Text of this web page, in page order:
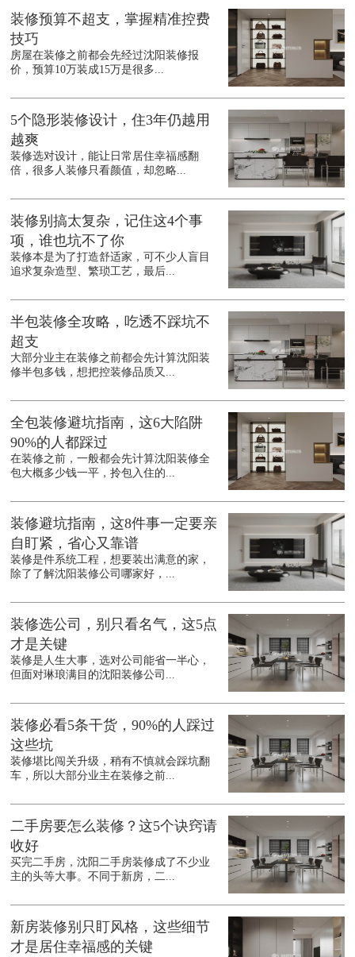
装修预算不超支，掌握精准控费
技巧
房屋在装修之前都会先经过沈阳装修报
价，预算10万装成15万是很多...
5个隐形装修设计，住3年仍越用
越爽
装修选对设计，能让日常居住幸福感翻
倍，很多人装修只看颜值，却忽略...
装修别搞太复杂，记住这4个事
项，谁也坑不了你
装修本是为了打造舒适家，可不少人盲目
追求复杂造型、繁琐工艺，最后...
半包装修全攻略，吃透不踩坑不
超支
大部分业主在装修之前都会先计算沈阳装
修半包多钱，想把控装修品质又...
全包装修避坑指南，这6大陷阱
90%的人都踩过
在装修之前，一般都会先计算沈阳装修全
包大概多少钱一平，拎包入住的...
装修避坑指南，这8件事一定要亲
自盯紧，省心又靠谱
装修是件系统工程，想要装出满意的家，
除了了解沈阳装修公司哪家好，...
装修选公司，别只看名气，这5点
才是关键
装修是人生大事，选对公司能省一半心，
但面对琳琅满目的沈阳装修公司...
装修必看5条干货，90%的人踩过
这些坑
装修堪比闯关升级，稍有不慎就会踩坑翻
车，所以大部分业主在装修之前...
二手房要怎么装修？这5个诀窍请
收好
买完二手房，沈阳二手房装修成了不少业
主的头等大事。不同于新房，二...
新房装修别只盯风格，这些细节
才是居住幸福感的关键